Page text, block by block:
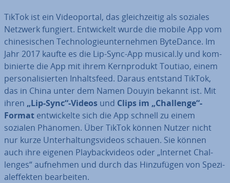
TikTok ist ein Vi­deo­por­tal, das gleich­zei­tig als soziales
Netzwerk fungiert. Ent­wi­ckelt wurde die mobile App vom
chi­ne­si­schen Tech­no­lo­gie­un­ter­neh­men ByteDance. Im
Jahr 2017 kaufte es die Lip-Sync-App musical.ly und kom­
bi­nier­te die App mit ihrem Kern­pro­dukt Toutiao, einem
per­so­na­li­sier­ten In­halts­feed. Daraus entstand TikTok,
das in China unter dem Namen Douyin bekannt ist. Mit
ihren „Lip-Sync“-Videos und Clips im „Challenge“-
Format ent­wi­ckel­te sich die App schnell zu einem
sozialen Phänomen. Über TikTok können Nutzer nicht
nur kurze Un­ter­hal­tungs­vi­de­os schauen. Sie können
auch ihre eigenen Play­back­vi­de­os oder „Internet Chal­
lenges“ aufnehmen und durch das Hin­zu­fü­gen von Spe­zi­
al­ef­fek­ten be­ar­bei­ten.